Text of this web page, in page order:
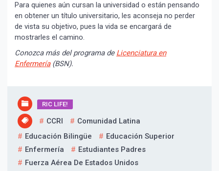
¡Suscríbete y Vive la
Para quienes aún cursan la universidad o están pensando
en obtener un título universitario, les aconseja no perder
de vista su objetivo, pues la vida se encargará de
mostrarles el camino.
Conozca más del programa de Licenciatura en
Enfermería(BSN).
RIC LIFE!
CCRI
Comunidad Latina
Educación Bilingüe
Educación Superior
Enfermería
Estudiantes Padres
Fuerza Aérea De Estados Unidos